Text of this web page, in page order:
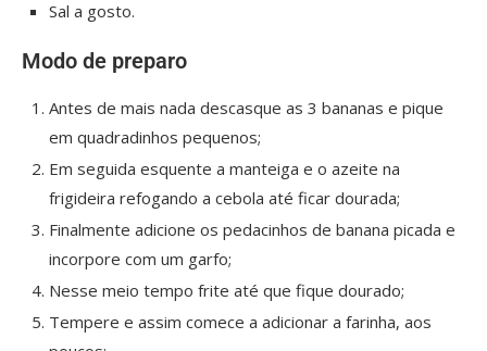
Sal a gosto.
Modo de preparo
Antes de mais nada descasque as 3 bananas e pique
em quadradinhos pequenos;
Em seguida esquente a manteiga e o azeite na
frigideira refogando a cebola até ficar dourada;
Finalmente adicione os pedacinhos de banana picada e
incorpore com um garfo;
Nesse meio tempo frite até que fique dourado;
Tempere e assim comece a adicionar a farinha, aos